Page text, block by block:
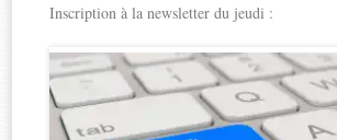
Inscription à la newsletter du jeudi :